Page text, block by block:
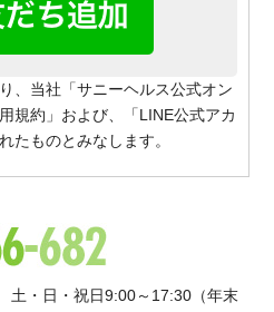
、当社「サニーヘルス公式オン
規約」および、「LINE公式アカ
たものとみなします。
・日・祝日9:00～17:30（年末